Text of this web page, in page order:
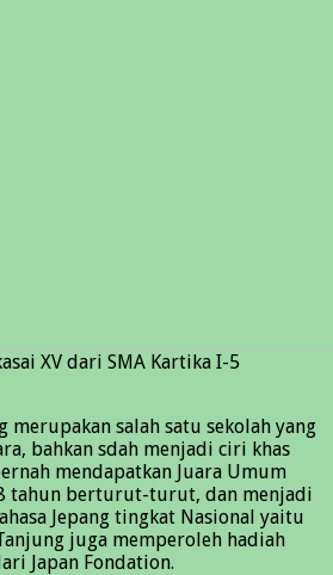
XV dari SMA Kartika I-5
merupakan salah satu sekolah yang
bahkan sdah menjadi ciri khas
mendapatkan Juara Umum
8 tahun berturut-turut, dan menjadi
Jepang tingkat Nasional yaitu
juga memperoleh hadiah
Japan Fondation.